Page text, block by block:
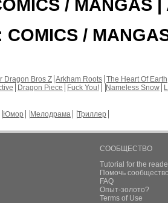
/ MANGAS |
COMICS /
Dragon Bros Z Arkham Roots The Heart Of Earth
Dragon Piece Fuck You! Nameless Snow
Юмор Мелодрама Триллер
СООБЩЕСТВО
Tutorial for the
Помочь
FAQ
Опыт-золото?
Terms of Use